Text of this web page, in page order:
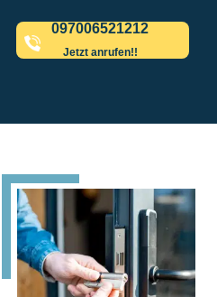
097006521212
Jetzt anrufen!!